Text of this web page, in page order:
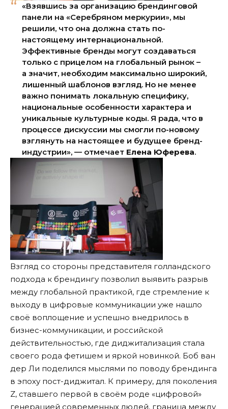
«Взявшись за организацию брендинговой
панели на «Серебряном меркурии», мы
решили, что она должна стать по-
настоящему интернациональной.
Эффективные бренды могут создаваться
только с прицелом на глобальный рынок –
а значит, необходим максимально широкий,
лишенный шаблонов взгляд. Но не менее
важно понимать локальную специфику,
национальные особенности характера и
уникальные культурные коды. Я рада, что в
процессе дискуссии мы смогли по-новому
взглянуть на настоящее и будущее бренд-
индустрии», — отмечает Елена Юферева.
Взгляд со стороны представителя голландского
подхода к брендингу позволил выявить разрыв
между глобальной практикой, где стремление к
выходу в цифровые коммуникации уже нашло
своё воплощение и успешно внедрилось в
бизнес-коммуникации, и российской
действительностью, где диджитализация стала
своего рода фетишем и яркой новинкой. Боб ван
дер Ли поделился мыслями по поводу брендинга
в эпоху пост-диджитал. К примеру, для поколения
Z, ставшего первой в своём роде «цифровой»
генерацией современных людей, граница между